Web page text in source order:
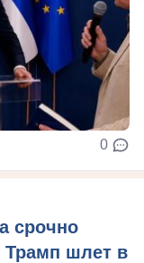
0
срочно
Трамп шлет в